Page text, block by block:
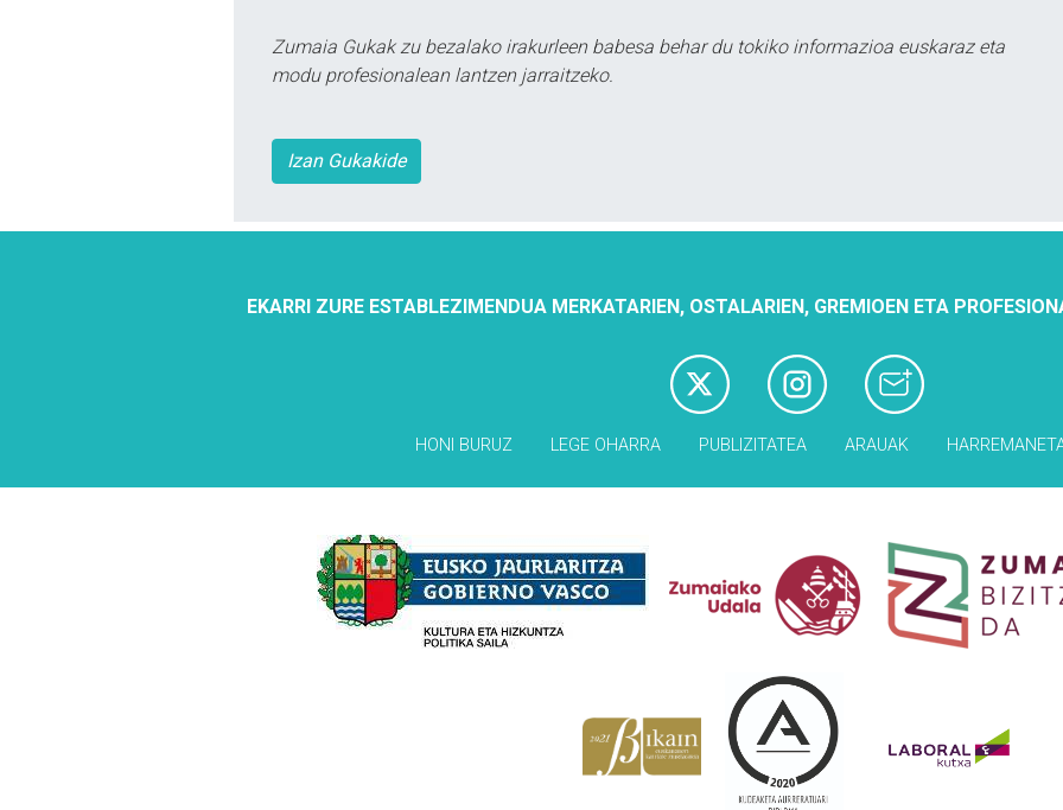
Zumaia Gukak zu bezalako irakurleen babesa behar du tokiko informazioa euskaraz eta
modu profesionalean lantzen jarraitzeko.
Izan Gukakide
EKARRI ZURE ESTABLEZIMENDUA MERKATARIEN, OSTALARIEN, GREMIOEN ETA
HONI BURUZ LEGE OHARRA PUBLIZITATEA ARAUAK